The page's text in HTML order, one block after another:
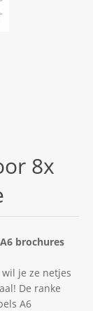
8x
brochures
je ze netjes
De ranke
A6